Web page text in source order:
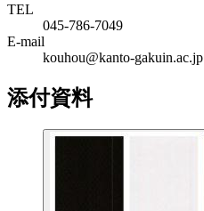
TEL
045-786-7049
E-mail
kouhou@kanto-gakuin.ac.jp
添付資料